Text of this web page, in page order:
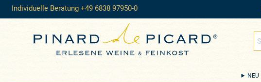
Individuelle Beratung +49 6838 97950-0
NEU